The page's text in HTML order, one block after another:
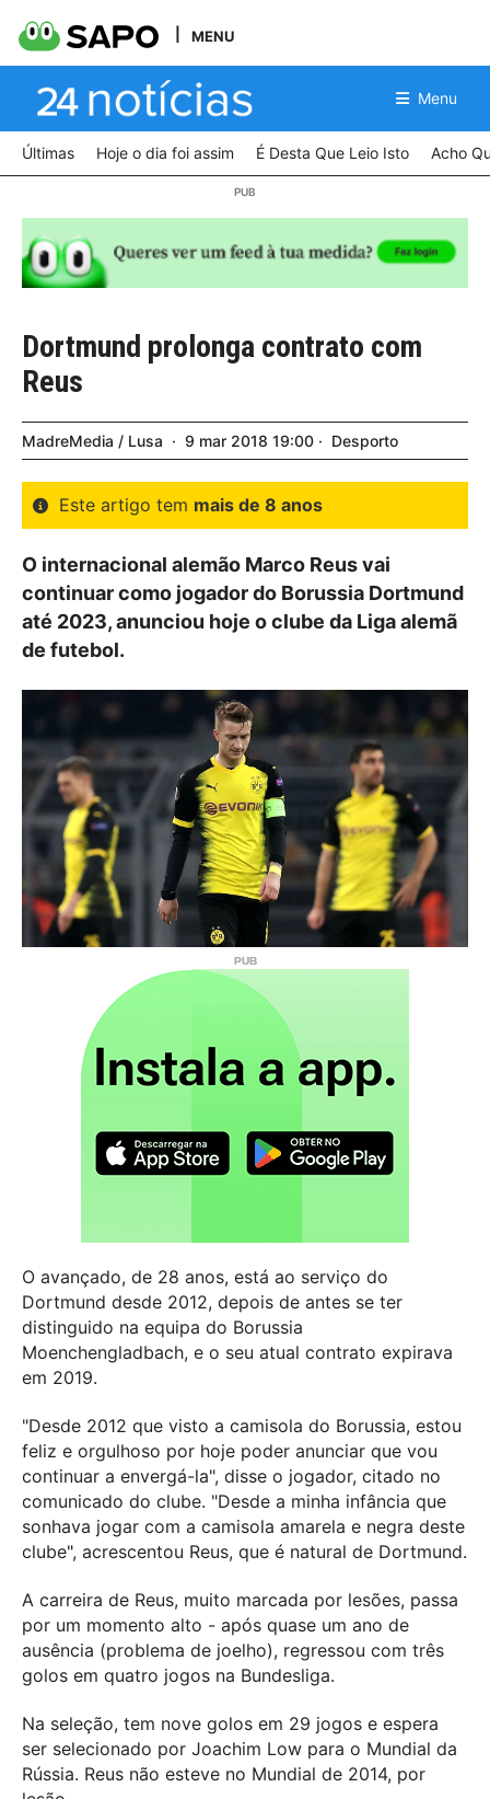
MENU
Menu
Últimas Hoje o dia foi assim É Desta Que Leio Isto Acho
Dortmund prolonga contrato com
Reus
MadreMedia / Lusa 9 mar 2018 19:00 Desporto
Este artigo tem mais de 8 anos
O internacional alemão Marco Reus vai
continuar como jogador do Borussia Dortmund
até 2023, anunciou hoje o clube da Liga alemã
de futebol.
O avançado, de 28 anos, está ao serviço do
Dortmund desde 2012, depois de antes se ter
distinguido na equipa do Borussia
Moenchengladbach, e o seu atual contrato expirava
em 2019.
"Desde 2012 que visto a camisola do Borussia, estou
feliz e orgulhoso por hoje poder anunciar que vou
continuar a envergá-la", disse o jogador, citado no
comunicado do clube. "Desde a minha infância que
sonhava jogar com a camisola amarela e negra deste
clube", acrescentou Reus, que é natural de Dortmund.
A carreira de Reus, muito marcada por lesões, passa
por um momento alto - após quase um ano de
ausência (problema de joelho), regressou com três
golos em quatro jogos na Bundesliga.
Na seleção, tem nove golos em 29 jogos e espera
ser selecionado por Joachim Low para o Mundial da
Rússia. Reus não esteve no Mundial de 2014, por